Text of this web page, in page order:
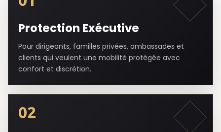
Protection Exécutive
Pour dirigeants, familles privées, ambassades et
clients qui veulent une mobilité protégée avec
confort et discrétion.
02